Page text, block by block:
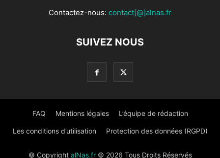
Contactez-nous: contact[@]alnas.fr
SUIVEZ NOUS
FAQ Mentions légales L’équipe de rédaction
Les conditions d’utilisation Protection des données (RGPD)
© Copyright alNas.fr© 2026 Tous Droits Réservés